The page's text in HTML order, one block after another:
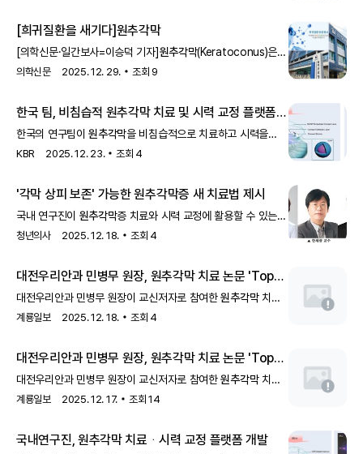
[희귀질환을 새기다]원추각막
[의학신문·일간보사=이승덕 기자]원추각막(Keratoconus)은
비염증성 원인으로 각막이 점차적으로 얇아지면서 앞으로
의학신문 2025. 12. 29. 조회 9
한국 팀, 비침습적 원추각막치료 및 시력 교정 플랫폼
개발
한국의 연구팀이원추각막을 비침습적으로 치료하고 시력을
교정할 수 있는 새로운 플랫폼을 개발했습니다. 이 혁신적인
KBR 2025. 12. 23. 조회 4
'각막 상피 보존' 가능한원추각막증 새 치료법 제시
국내 연구진이 원추각막증 치료와 시력 교정에 활용할 수 있는
콘택트 렌즈를 개발해 주목된다.세브란스병원 안과 김태임
청년의사 2025. 12. 18. 조회 4
대전우리안과 민병무 원장, 원추각막치료 논문 'Top
Read' 연속 선정
대전우리안과 민병무 원장이 교신저자로 참여한원추각막치료
관련 논문이 세계적 권위의 SCI급 국제학술지 『메디신
계룡일보 2025. 12. 18. 조회 4
대전우리안과 민병무 원장, 원추각막치료 논문 'Top
Read' 연속 선정
대전우리안과 민병무 원장이 교신저자로 참여한원추각막치료
관련 논문이 세계적 권위의 SCI급 국제학술지 『메디신
계룡일보 2025. 12. 17. 조회14
국내연구진, 원추각막치료ᆞ시력 교정 플랫폼 개발